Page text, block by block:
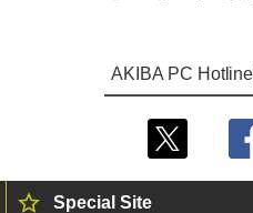
AKIBA PC
Special Site